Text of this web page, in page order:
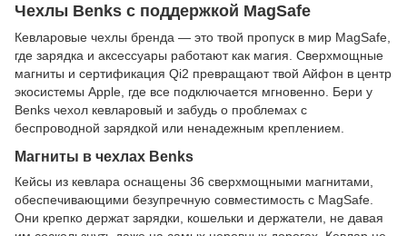
Чехлы Benks с поддержкой MagSafe
Кевларовые чехлы бренда — это твой пропуск в мир MagSafe,
где зарядка и аксессуары работают как магия. Сверхмощные
магниты и сертификация Qi2 превращают твой Айфон в центр
экосистемы Apple, где все подключается мгновенно. Бери у
Benks чехол кевларовый и забудь о проблемах с
беспроводной зарядкой или ненадежным креплением.
Магниты в чехлах Benks
Кейсы из кевлара оснащены 36 сверхмощными магнитами,
обеспечивающими безупречную совместимость с MagSafe.
Они крепко держат зарядки, кошельки и держатели, не давая